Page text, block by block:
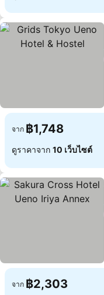
จาก ฿1,748
ดูราคาจาก 10 เว็บไซต์
จาก ฿2,303